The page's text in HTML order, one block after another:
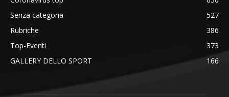
Senza categoria
527
Rubriche
386
Top-Eventi
373
GALLERY DELLO SPORT
166